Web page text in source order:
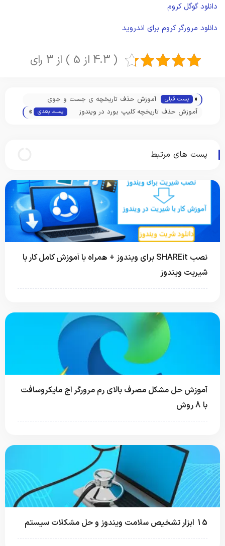
دانلود گوگل کروم
دانلود مرورگر کروم برای اندروید
( 4.3 از 5 ) از 3 رای
« پست قبلی
آموزش حذف تاریخچه ی جست و جوی
اینستاگرام
آموزش حذف تاریخچه کلیپ بورد در ویندوز
پست بعدی »
پست های مرتبط
نصب SHAREit برای ویندوز + همراه با آموزش کامل کار با
شیریت ویندوز
آموزش حل مشکل مصرف بالای رم مرورگر اج مایکروسافت
با 8 روش
15 ابزار تشخیص سلامت ویندوز و حل مشکلات سیستم